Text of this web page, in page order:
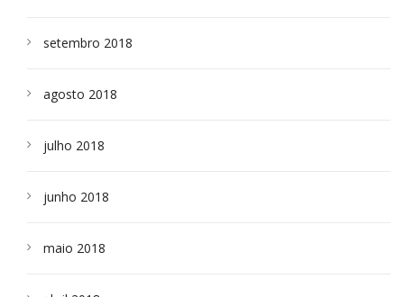
setembro 2018
agosto 2018
julho 2018
junho 2018
maio 2018